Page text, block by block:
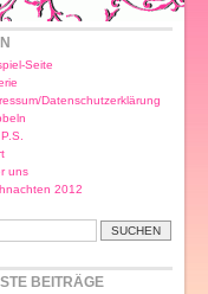
Seite
Datenschutzerklärung
uns
2012
BEITRÄGE